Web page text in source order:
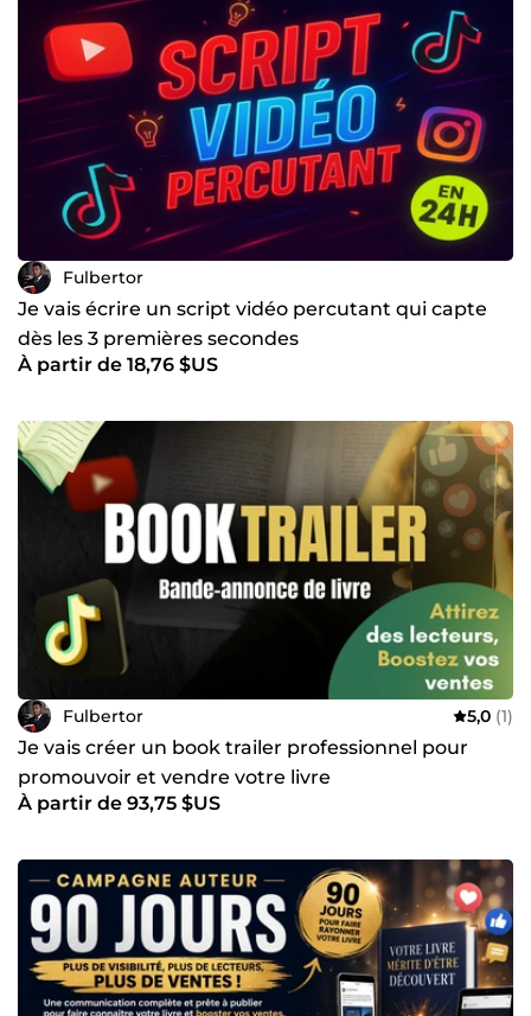
vie à votre livre 👉 Contactez-moi pour transformer vos
projets en succès !
Fulbertor
Je vais écrire un script vidéo percutant qui capte
dès les 3 premières secondes
À partir de 18,76 $US
Fulbertor 5,0 (1)
Je vais créer un book trailer professionnel pour
promouvoir et vendre votre livre
À partir de 93,75 $US